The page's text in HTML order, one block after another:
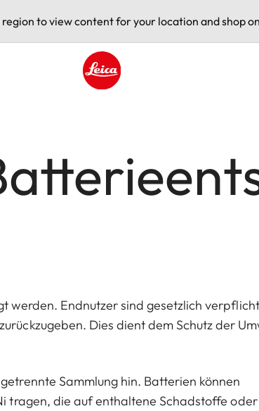
to view content for your location and shop
werden. Endnutzer sind gesetzlich
Dies dient dem Schutz der
Sammlung hin. Batterien können
tragen, die auf enthaltene Schadstoffe oder